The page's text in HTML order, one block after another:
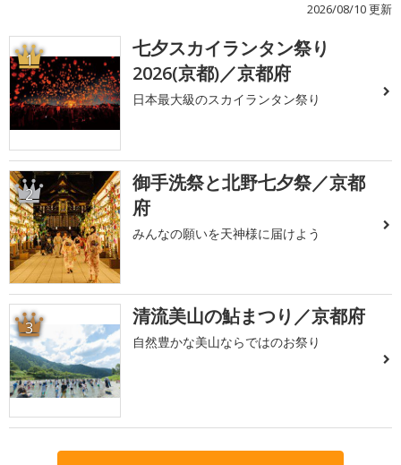
2026/08/10 更新
1
七夕スカイランタン祭り
2026(京都)／京都府
日本最大級のスカイランタン祭り
2
御手洗祭と北野七夕祭／京都
府
みんなの願いを天神様に届けよう
3 清流美山の鮎まつり／京都府
自然豊かな美山ならではのお祭り